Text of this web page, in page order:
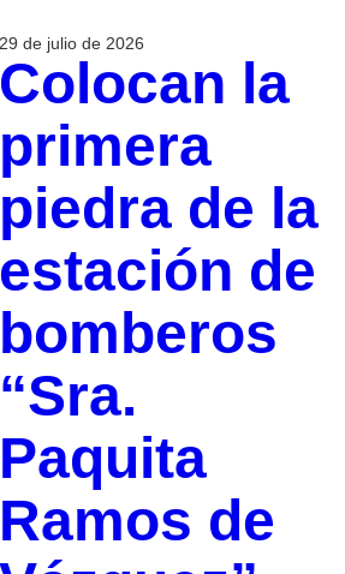
29 de julio de 2026
Colocan la
primera
piedra de la
estación de
bomberos
“Sra.
Paquita
Ramos de